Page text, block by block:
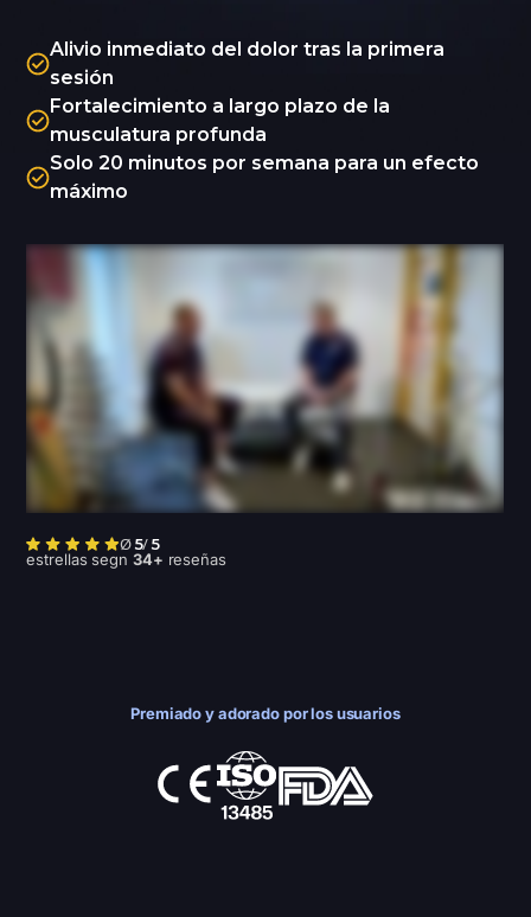
Alivio inmediato del dolor tras la primera
sesión
Fortalecimiento a largo plazo de la
musculatura profunda
Solo 20 minutos por semana para un efecto
máximo
Ø5/5
estrellas segn 34+ reseñas
Premiado y adorado por los usuarios